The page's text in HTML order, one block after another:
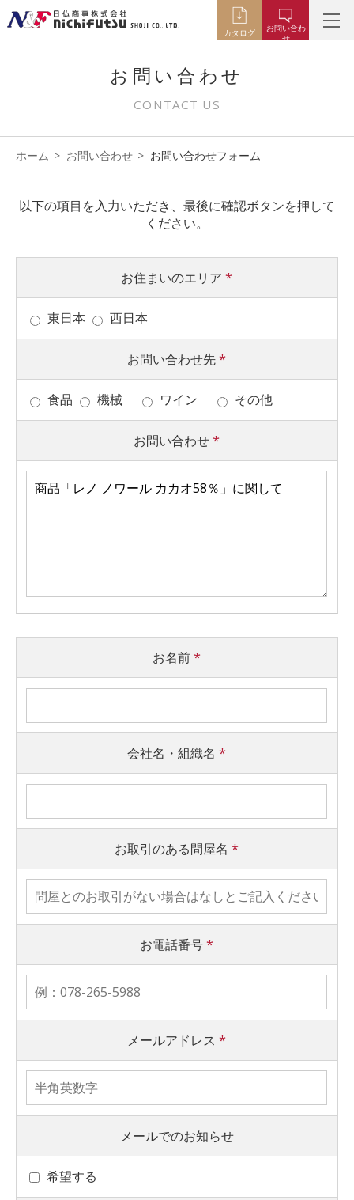
カタログ
お問い合わ
せ
お問い合わせ
CONTACT US
ホーム お問い合わせ お問い合わせフォーム
以下の項目を入力いただき、最後に確認ボタンを押して
ください。
お住まいのエリア*
東日本 西日本
お問い合わせ先*
食品 機械 ワイン その他
お問い合わせ*
お名前*
会社名・組織名*
お取引のある問屋名*
お電話番号*
メールアドレス*
メールでのお知らせ
希望する